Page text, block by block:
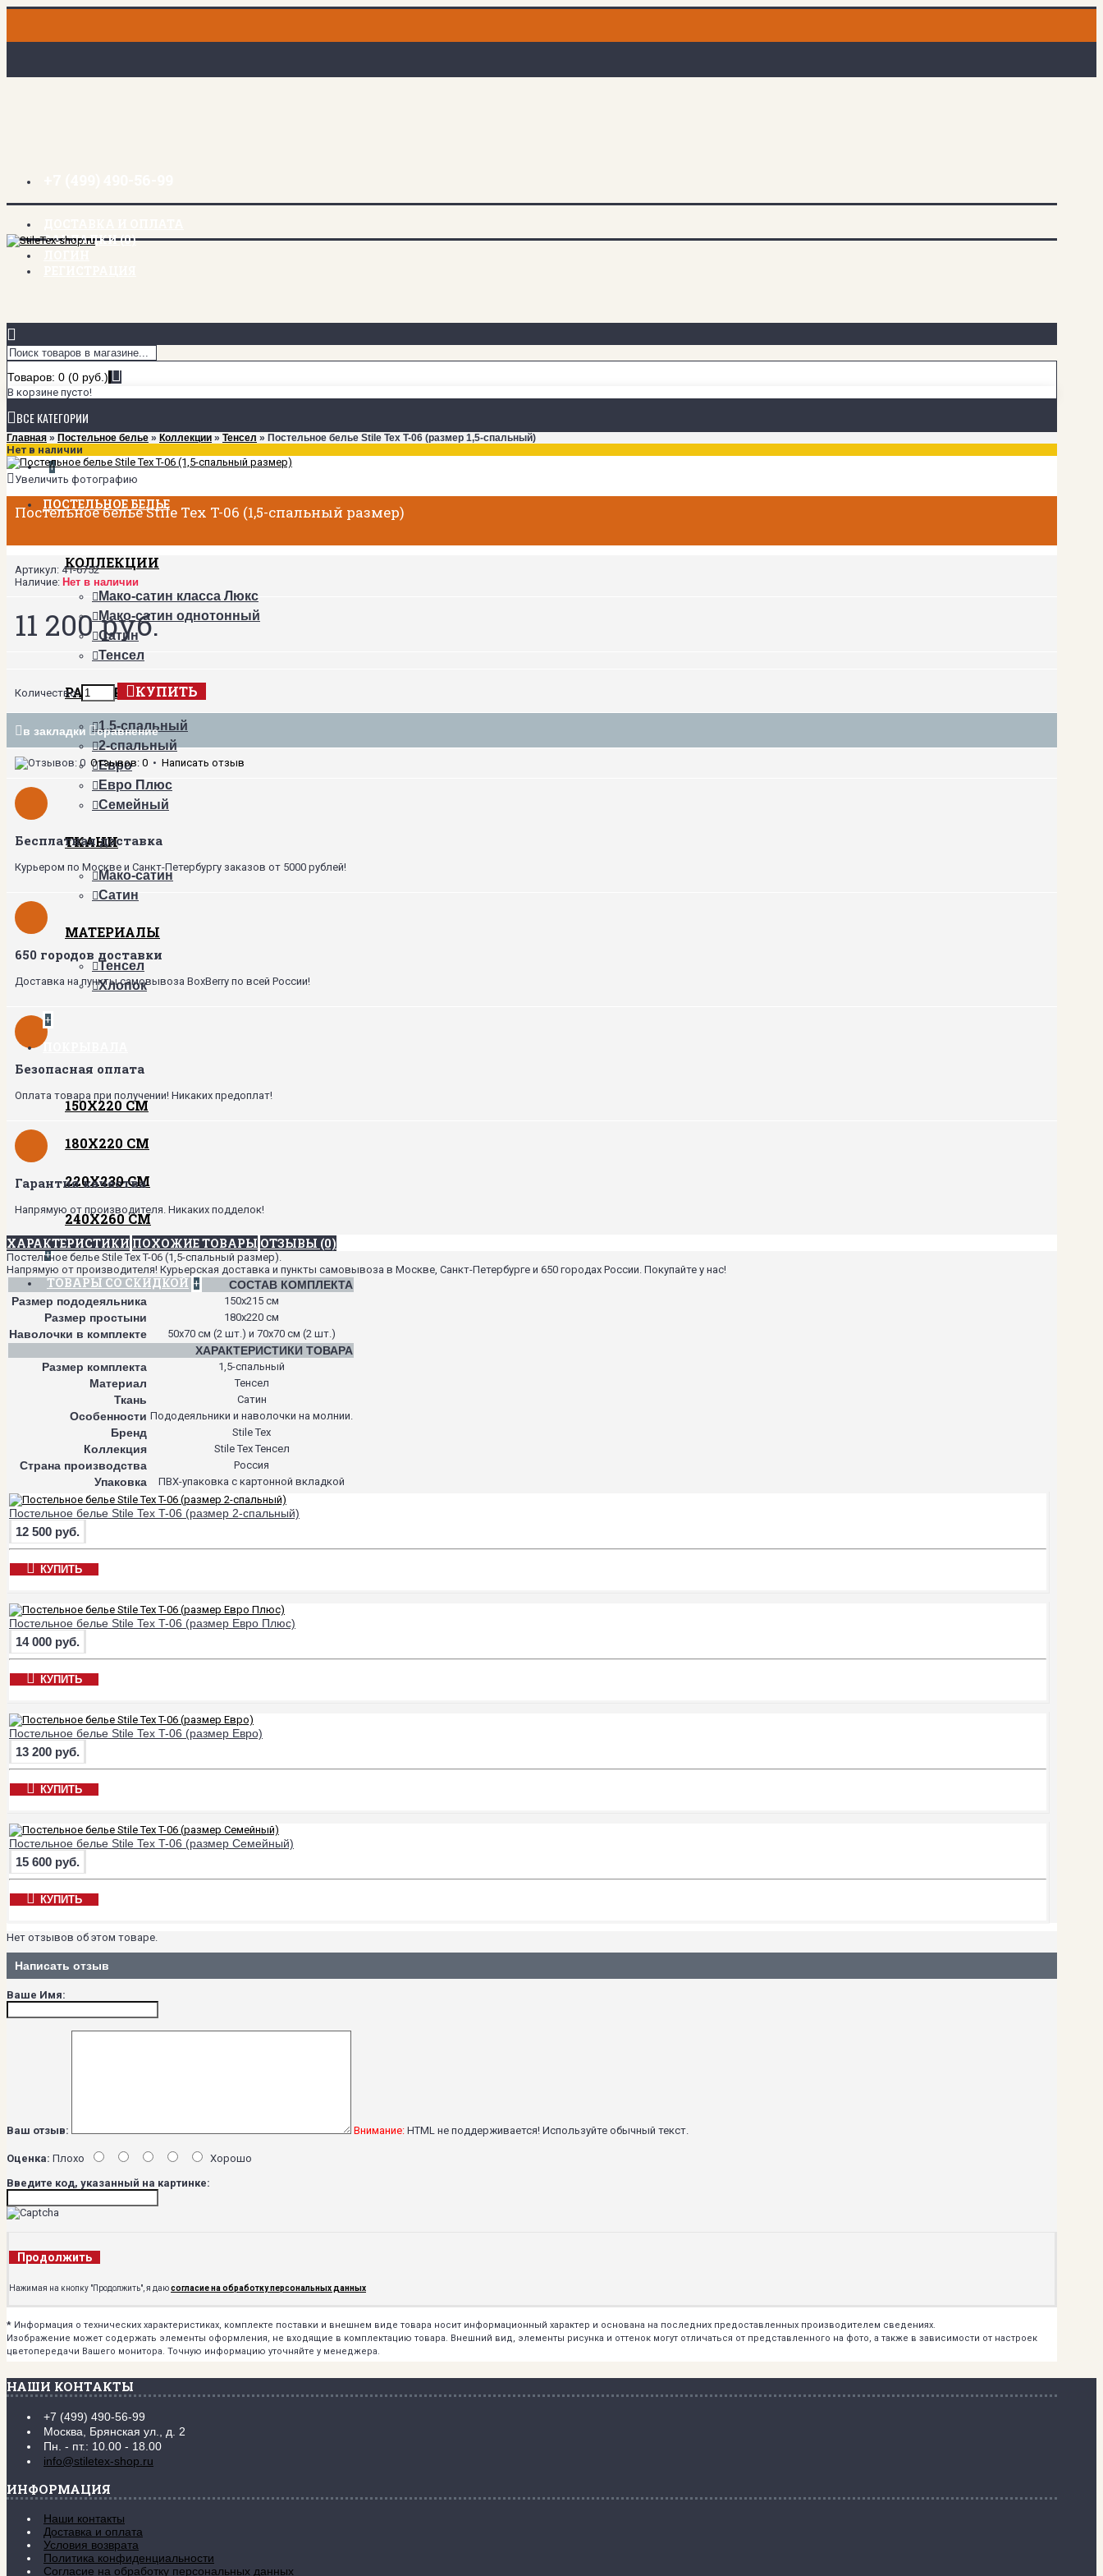
ЗАКЛАДКИ (0)
Товаров: 0 (0 руб.)
В корзине пусто!
ВСЕ КАТЕГОРИИ
+
ПОСТЕЛЬНОЕ БЕЛЬЕ
КОЛЛЕКЦИИ
Мако-сатин класса Люкс
Мако-сатин однотонный
Сатин
Тенсел
РАЗМЕРЫ
1,5-спальный
2-спальный
Евро
Евро Плюс
Семейный
ТКАНИ
Мако-сатин
Сатин
МАТЕРИАЛЫ
Тенсел
Хлопок
+
ПОКРЫВАЛА
150Х220 СМ
180Х220 СМ
220Х230 СМ
240Х260 СМ
+
ТОВАРЫ СО СКИДКОЙ +
Главная » Постельное белье » Коллекции » Тенсел » Постельное белье Stile Tex T-06 (размер 1,5-спальный)
Нет в наличии
Увеличить фотографию
Постельное белье Stile Tex T-06 (1,5-спальный размер)
Артикул: 41-6752
Наличие: Нет в наличии
11 200 руб.
Количество: КУПИТЬ
в закладки сравнение
Отзывов: 0 • Написать отзыв
Бесплатная доставка
Курьером по Москве и Санкт-Петербургу заказов от 5000 рублей!
650 городов доставки
Доставка на пункты самовывоза BoxBerry по всей России!
Безопасная оплата
Оплата товара при получении! Никаких предоплат!
Гарантия качества
Напрямую от производителя. Никаких подделок!
ХАРАКТЕРИСТИКИ ПОХОЖИЕ ТОВАРЫ ОТЗЫВЫ (0)
Постельное белье Stile Tex T-06 (1,5-спальный размер).
Напрямую от производителя! Курьерская доставка и пункты самовывоза в Москве, Санкт-Петербурге и 650 городах России. Покупайте у нас!
СОСТАВ КОМПЛЕКТА
Размер пододеяльника
150х215 см
Размер простыни 180х220 см
Наволочки в комплекте 50х70 см (2 шт.) и 70х70 см (2 шт.)
ХАРАКТЕРИСТИКИ ТОВАРА
Размер комплекта
1,5-спальный
Материал Тенсел
Ткань Сатин
Особенности Пододеяльники и наволочки на молнии.
Бренд Stile Tex
Коллекция Stile Tex Тенсел
Страна производства Россия
Упаковка ПВХ-упаковка с картонной вкладкой
Постельное белье Stile Tex T-06 (размер 2-спальный)
12 500 руб.
КУПИТЬ
Постельное белье Stile Tex T-06 (размер Евро Плюс)
14 000 руб.
КУПИТЬ
Постельное белье Stile Tex T-06 (размер Евро)
13 200 руб.
КУПИТЬ
Постельное белье Stile Tex T-06 (размер Семейный)
15 600 руб.
КУПИТЬ
Нет отзывов об этом товаре.
Написать отзыв
Ваше Имя:
Ваш отзыв: Внимание: HTML не поддерживается! Используйте обычный текст.
Оценка: Плохо
Хорошо
Введите код, указанный на картинке:
Продолжить
Нажимая на кнопку "Продолжить", я даюсогласие на обработку персональных данных
* Информация о технических характеристиках, комплекте поставки и внешнем виде товара носит информационный характер и основана на последних предоставленных производителем сведениях.
Изображение может содержать элементы оформления, не входящие в комплектацию товара. Внешний вид, элементы рисунка и оттенок могут отличаться от представленного на фото, а также в зависимости от настроек
цветопередачи Вашего монитора. Точную информацию уточняйте у менеджера.
НАШИ КОНТАКТЫ
+7 (499) 490-56-99
Москва, Брянская ул., д. 2
Пн. - пт.: 10.00 - 18.00
info@stiletex-shop.ru
ИНФОРМАЦИЯ
Наши контакты
Доставка и оплата
Условия возврата
Политика конфиденциальности
Согласие на обработку персональных данных